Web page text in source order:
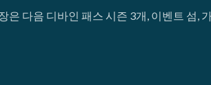
다음 디바인 패스 시즌 3개, 이벤트 섬,